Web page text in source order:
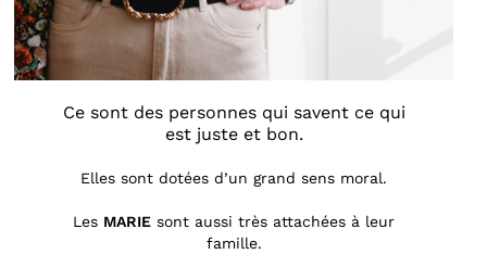
Ce sont des personnes qui savent ce qui
est juste et bon.
Elles sont dotées d’un grand sens moral.
Les MARIE sont aussi très attachées à leur
famille.